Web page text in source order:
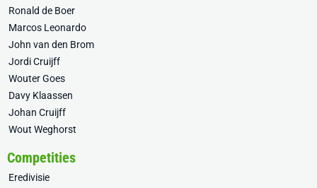
Ronald de Boer
Marcos Leonardo
John van den Brom
Jordi Cruijff
Wouter Goes
Davy Klaassen
Johan Cruijff
Wout Weghorst
Competities
Eredivisie